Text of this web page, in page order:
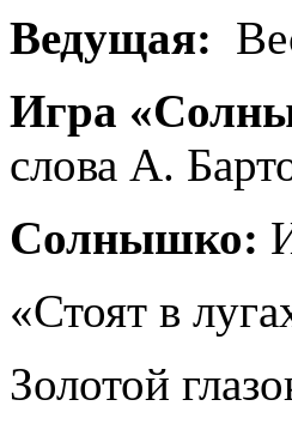
Ведущая:
Игра
слова А.
Солнышко:
«Стоят в
Золотой